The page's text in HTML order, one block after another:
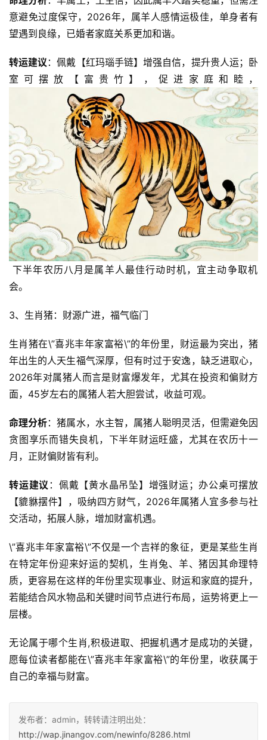
意避免过度保守，2026年，属羊人感情运极佳，单身者有
望遇到良缘，已婚者家庭关系更加和谐。
转运建议 ：佩戴【红玛瑙手链】增强自信，提升贵人运；卧
室可摆放【富贵竹】，促进家庭和睦，
下半年农历八月是属羊人最佳行动时机，宜主动争取机
会。
3、生肖猪：财源广进，福气临门
生肖猪在\”喜兆丰年家富裕\”的年份里，财运最为突出，猪
年出生的人天生福气深厚，但有时过于安逸，缺乏进取心，
2026年对属猪人而言是财富爆发年，尤其在投资和偏财方
面，45岁左右的属猪人若大胆尝试，收益可观。
命理分析：猪属水，水主智，属猪人聪明灵活，但需避免因
贪图享乐而错失良机，下半年财运旺盛，尤其在农历十一
月，正财偏财皆有利。
转运建议 ：佩戴【黄水晶吊坠】增强财运；办公桌可摆放
【貔貅摆件】，吸纳四方财气，2026年属猪人宜多参与社
交活动，拓展人脉，增加财富机遇。
\”喜兆丰年家富裕\”不仅是一个吉祥的象征，更是某些生肖
在特定年份迎来好运的契机，生肖兔、羊、猪因其命理特
质，更容易在这样的年份里实现事业、财运和家庭的提升，
若能结合风水物品和关键时间节点进行布局，运势将更上一
层楼。
无论属于哪个生肖,积极进取、把握机遇才是成功的关键，
愿每位读者都能在\”喜兆丰年家富裕\”的年份里，收获属于
自己的幸福与财富。
发布者：admin，转转请注明出处：
http://wap.jinangov.com/newinfo/8286.html